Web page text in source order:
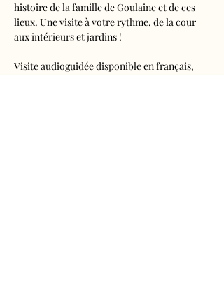
histoire de la famille de Goulaine et de ces
lieux. Une visite à votre rythme, de la cour
aux intérieurs et jardins !
Visite audioguidée disponible en français,